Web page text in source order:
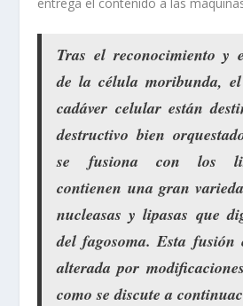
Tras el reconocimiento y
de la célula moribunda,
cadáver celular están
destructivo bien
se fusiona con los
contienen una gran
nucleasas y lipasas que
del fagosoma. Esta fusión
alterada por
como se discute a